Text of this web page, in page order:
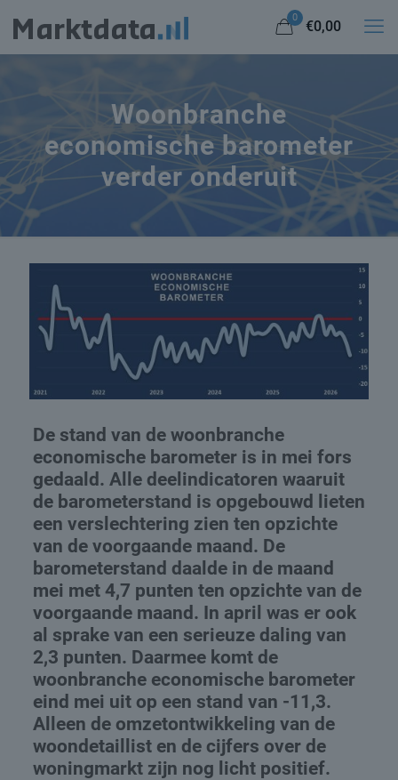
0
€0,00
Woonbranche
economische barometer
verder onderuit
De stand van de woonbranche
economische barometer is in mei fors
gedaald. Alle deelindicatoren waaruit
de barometerstand is opgebouwd lieten
een verslechtering zien ten opzichte
van de voorgaande maand. De
barometerstand daalde in de maand
mei met 4,7 punten ten opzichte van de
voorgaande maand. In april was er ook
al sprake van een serieuze daling van
2,3 punten. Daarmee komt de
woonbranche economische barometer
eind mei uit op een stand van -11,3.
Alleen de omzetontwikkeling van de
woondetaillist en de cijfers over de
woningmarkt zijn nog licht positief.